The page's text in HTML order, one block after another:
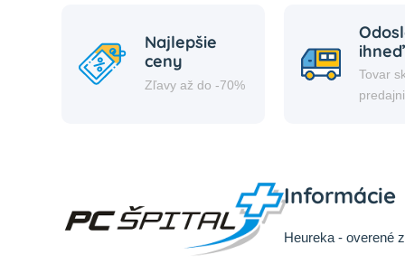
Najlepšie
ceny
Zľavy až do -70%
ihneď
Tovar
predajni
Informácie
Heureka - overené